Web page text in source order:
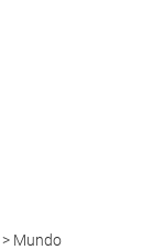
> Mundo